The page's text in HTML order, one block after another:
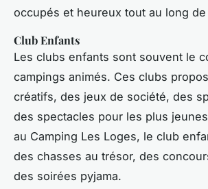
occupés et heureux tout au long
Club Enfants
Les clubs enfants sont souvent le
campings animés. Ces clubs
créatifs, des jeux de société, des
des spectacles pour les plus
au Camping Les Loges, le club
des chasses au trésor, des
des soirées pyjama.